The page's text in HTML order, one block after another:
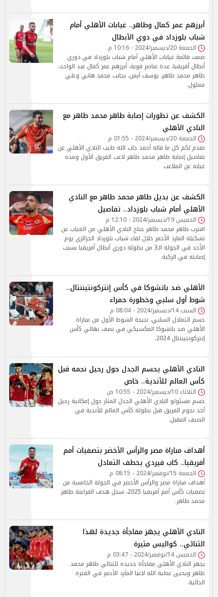
أبرزهم عمر كمال وطاهر.. غيابات الأهلي أمام
شباب بلوزداد في دوي الأبطال
الجمعة 20/ديسمبر/2024 - 10:16 م
ضمت قائمة غيابات الأهلي أمام شباب بلوزداد في دوري
أبطال أفريقيا، عدة عناصر قوية، أبرزهم عمر كمال عبد الواحد،
طاهر محمد طاهر، يوسف أيمن، بجانب محمد هاني وعلي
معلول.
الكشف عن تطورات إصابة طاهر محمد طاهر مع
النادي الأهلي
الجمعة 20/ديسمبر/2024 - 01:55 م
نقدم لكم كل ما قاله أحمد جاب الله طيب النادي الأهلي عن
تفاصيل إصابة طاهر محمد طاهر لاعب الفريق الأول ومده
غيابه عن الملاعب
الكشف عن بديل طاهر محمد طاهر مع النادي
الأهلي أمام شباب بلوزداد.. تفاصيل
الخميس 19/ديسمبر/2024 - 12:10 م
اقترب طاهر محمد طاهر جناح النادي الأهلي من الغياب عن
تشكيلة المارد الأحمر خلال لقاء شباب بلوزداد الجزائري يوم
الأحد في الجولة الـ3 من بطولة دوري أبطال أفريقيا بسبب
إصابته في الركبة.
الأهلي ضد باتشوكا في كأس إنتركونتيننتال..
شوط أول سلبي وخطورة حمراء
السبت 14/ديسمبر/2024 - 08:04 م
حسم التعادل السلبي، نتيجة الشوط الأول من مباراة
الأهلي ضد باتشوكا المكسيكي في نصف نهائي كأس
إنتركونتيننتال 2024.
النادي الأهلي يحسم الجدل حول رحيل نجمه قبل
كأس العالم للأندية.. خاص
الثلاثاء 10/ديسمبر/2024 - 10:55 ص
حسم مسئولو النادي الأهلي الجدل المثار حول إمكانية رحيل
أحد نجوم الفريق قبل بطولة كأس العالم للأندية في
الصيف المقبل.
أهداف مباراة مصر والرأس الأخضر بتصفيات أمم
أفريقيا.. كاب فيردي يخطف التعادل
الجمعة 15/نوفمبر/2024 - 08:15 م
أهداف مباراة مصر والرأس الأخضر في الجولة الخامسة من
تصفيات كأس أمم أفريقيا 2025، سجل هدف الفراعنة طاهر
محمد طاهر.
النادي الأهلي يجهز مفاجأة جديدة لهذا
الثنائي.. كواليس مثيرة
الخميس 14/نوفمبر/2024 - 03:47 م
يجهز النادي الأهلي مفاجأة جديدة للثنائي طاهر محمد
طاهر ويحيى عطية الله لاعبا المارد الأحمر في الفترة
الحالية.